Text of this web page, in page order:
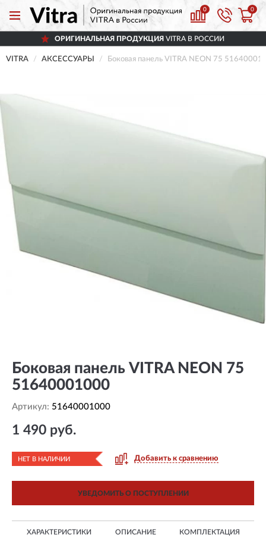
0 0
ОРИГИНАЛЬНАЯ ПРОДУКЦИЯ VITRA В РОССИИ
VITRA АКСЕССУАРЫ Боковая панель VITRA NEON 75
Боковая панель VITRA NEON 75
51640001000
Артикул: 51640001000
1 490 руб.
НЕТ В НАЛИЧИИ Добавить к сравнению
УВЕДОМИТЬ О ПОСТУПЛЕНИИ
ХАРАКТЕРИСТИКИ ОПИСАНИЕ КОМПЛЕКТАЦИЯ